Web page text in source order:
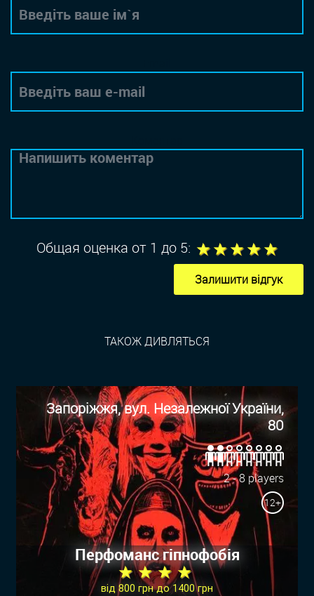
Общая оценка от 1 до 5: 4
3
2
1
Залишити відгук
ТАКОЖ ДИВЛЯТЬСЯ
Запоріжжя, вул. Незалежної України,
80
2 - 8 players
12+
Перфоманс гіпнофобія
★ ★ ★ ★
від 800 грн до 1400 грн